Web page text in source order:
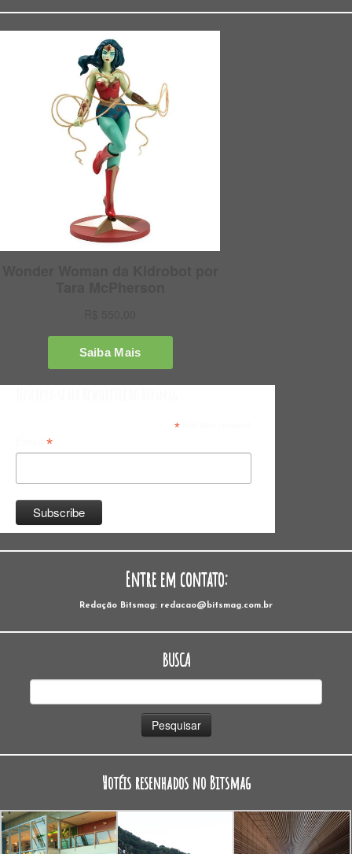
*indicates required
*
Entre em contato:
Redação Bitsmag: redacao@bitsmag.com.br
BUSCA
Hotéis resenhados no Bitsmag